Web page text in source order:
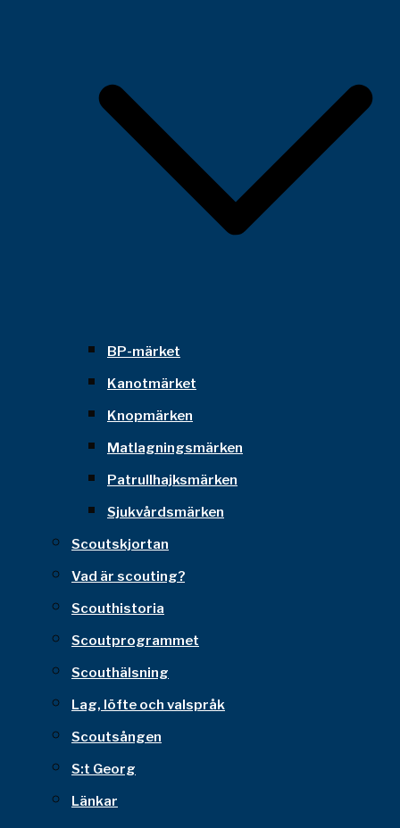
BP-märket
Kanotmärket
Knopmärken
Matlagningsmärken
Patrullhajksmärken
Sjukvårdsmärken
Scoutskjortan
Vad är scouting?
Scouthistoria
Scoutprogrammet
Scouthälsning
Lag, löfte och valspråk
Scoutsången
S:t Georg
Länkar